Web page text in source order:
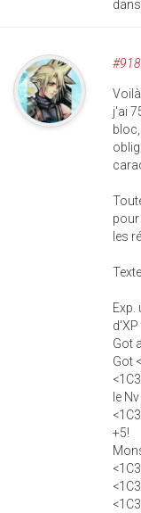
j'ai
les
Exp.
d'XP
Got
Got
le
+5!